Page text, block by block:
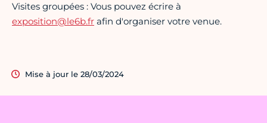
Visites groupées : Vous pouvez écrire à
exposition@le6b.fr afin d'organiser votre venue.
Mise à jour le 28/03/2024